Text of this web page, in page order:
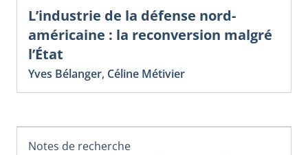
L’industrie de la défense nord-
américaine : la reconversion malgré
l’État
Yves Bélanger, Céline Métivier
Notes de recherche